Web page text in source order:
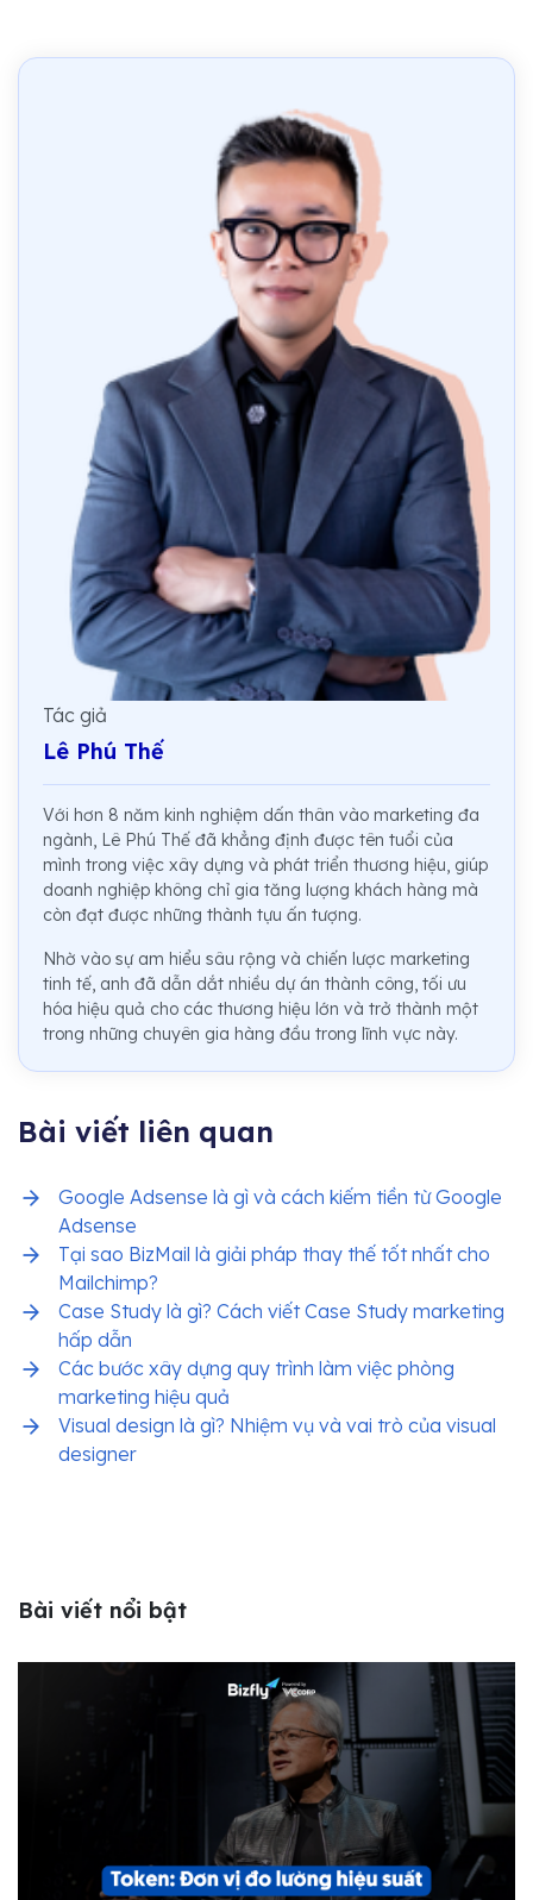
Tác giả
Lê Phú Thế
Với hơn 8 năm kinh nghiệm dấn thân vào marketing đa
ngành, Lê Phú Thế đã khẳng định được tên tuổi của
mình trong việc xây dựng và phát triển thương hiệu, giúp
doanh nghiệp không chỉ gia tăng lượng khách hàng mà
còn đạt được những thành tựu ấn tượng.
Nhờ vào sự am hiểu sâu rộng và chiến lược marketing
tinh tế, anh đã dẫn dắt nhiều dự án thành công, tối ưu
hóa hiệu quả cho các thương hiệu lớn và trở thành một
trong những chuyên gia hàng đầu trong lĩnh vực này.
Bài viết liên quan
Google Adsense là gì và cách kiếm tiền từ Google
Adsense
Tại sao BizMail là giải pháp thay thế tốt nhất cho
Mailchimp?
Case Study là gì? Cách viết Case Study marketing
hấp dẫn
Các bước xây dựng quy trình làm việc phòng
marketing hiệu quả
Visual design là gì? Nhiệm vụ và vai trò của visual
designer
Bài viết nổi bật